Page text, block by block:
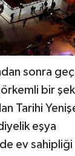
sonra
bir
Tarihi
eşya
ev sahipliği